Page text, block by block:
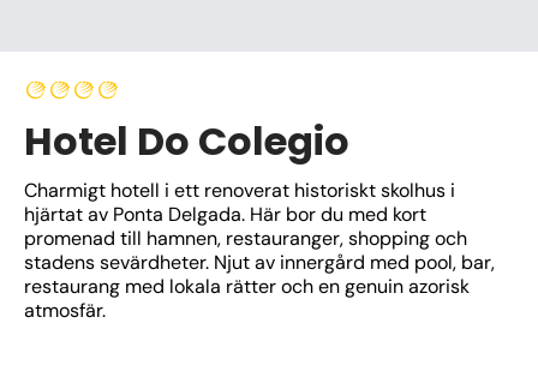
Hotel Do Colegio
Charmigt hotell i ett renoverat historiskt skolhus i
hjärtat av Ponta Delgada. Här bor du med kort
promenad till hamnen, restauranger, shopping och
stadens sevärdheter. Njut av innergård med pool, bar,
restaurang med lokala rätter och en genuin azorisk
atmosfär.